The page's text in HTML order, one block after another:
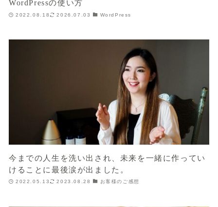
WordPressの使い方
2022.08.18 2026.07.03 WordPress
今までの人生を洗い出され、未来を一緒に作ってい
けることに最後涙が出ました。
2022.05.13 2023.08.28 お客様のご感想